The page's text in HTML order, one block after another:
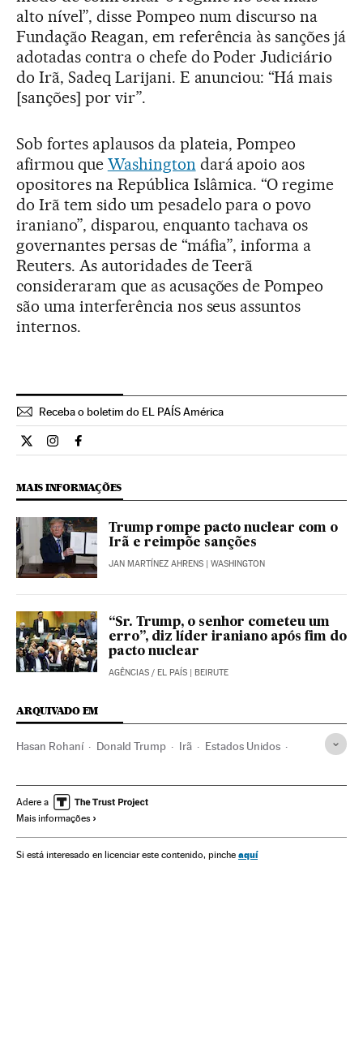
alto nível”, disse Pompeo num discurso na
Fundação Reagan, em referência às sanções já
adotadas contra o chefe do Poder Judiciário
do Irã, Sadeq Larijani. E anunciou: “Há mais
[sanções] por vir”.
Sob fortes aplausos da plateia, Pompeo
afirmou que Washington dará apoio aos
opositores na República Islâmica. “O regime
do Irã tem sido um pesadelo para o povo
iraniano”, disparou, enquanto tachava os
governantes persas de “máfia”, informa a
Reuters. As autoridades de Teerã
consideraram que as acusações de Pompeo
são uma interferência nos seus assuntos
internos.
Receba o boletim do EL PAÍS América
Internacional El País Brasil en Twitter
Internacional El País Brasil en Instagram
Internacional El País Brasil en Facebook
MAIS INFORMAÇÕES
Trump rompe pacto nuclear com o
Irã e reimpõe sanções
JAN MARTÍNEZ AHRENS | WASHINGTON
“Sr. Trump, o senhor cometeu um
erro”, diz líder iraniano após fim do
pacto nuclear
AGÊNCIAS / EL PAÍS | BEIRUTE
ARQUIVADO EM
Hasan Rohaní Donald Trump Irã Estados Unidos
Adere a
Mais informações
Si está interesado en licenciar este contenido, pinche aquí